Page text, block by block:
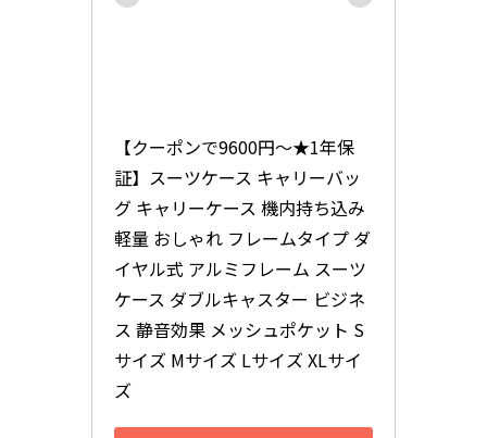
【クーポンで9600円～★1年保
証】スーツケース キャリーバッ
グ キャリーケース 機内持ち込み
軽量 おしゃれ フレームタイプ ダ
イヤル式 アルミフレーム スーツ
ケース ダブルキャスター ビジネ
ス 静音効果 メッシュポケット S
サイズ Mサイズ Lサイズ XLサイ
ズ